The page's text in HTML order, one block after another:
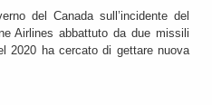
del Canada sull’incidente del
Airlines abbattuto da due missili
2020 ha cercato di gettare nuova